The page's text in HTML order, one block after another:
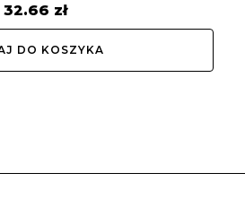
32.66 zł
DO KOSZYKA